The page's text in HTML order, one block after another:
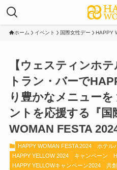
ホーム イベント 国際女性デー HAPPY
【ウェスティンホ
トラン・バーで
り豊かなメニュー
ントを応援する『国
WOMAN FESTA
HAPPY WOMAN FESTA 2024 ホテル
HAPPY YELLOW 2024
キャンペーン
HAPPY YELLOWキャンペーン2024
共